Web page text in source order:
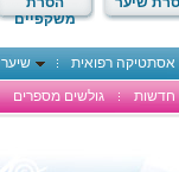
משקפיים
אסתטיקה רפואית שיער
חדשות
גולשים מספרים